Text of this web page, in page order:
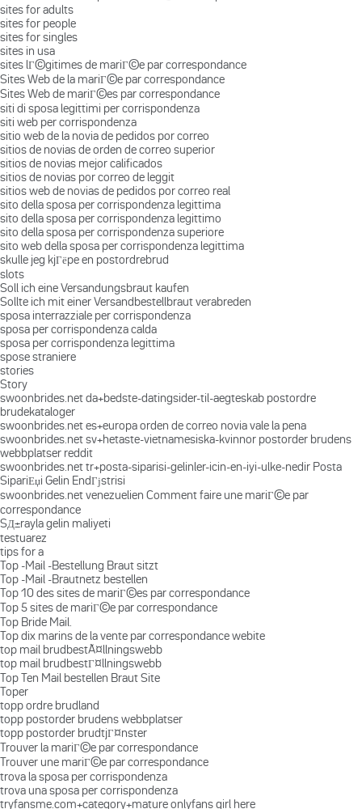
sites for adults
sites for people
sites for singles
sites in usa
sites lГ©gitimes de mariГ©e par correspondance
Sites Web de la mariГ©e par correspondance
Sites Web de mariГ©es par correspondance
siti di sposa legittimi per corrispondenza
siti web per corrispondenza
sitio web de la novia de pedidos por correo
sitios de novias de orden de correo superior
sitios de novias mejor calificados
sitios de novias por correo de leggit
sitios web de novias de pedidos por correo real
sito della sposa per corrispondenza legittima
sito della sposa per corrispondenza legittimo
sito della sposa per corrispondenza superiore
sito web della sposa per corrispondenza legittima
skulle jeg kjГёpe en postordrebrud
slots
Soll ich eine Versandungsbraut kaufen
Sollte ich mit einer Versandbestellbraut verabreden
sposa interrazziale per corrispondenza
sposa per corrispondenza calda
sposa per corrispondenza legittima
spose straniere
stories
Story
swoonbrides.net da+bedste-datingsider-til-aegteskab postordre
brudekataloger
swoonbrides.net es+europa orden de correo novia vale la pena
swoonbrides.net sv+hetaste-vietnamesiska-kvinnor postorder brudens
webbplatser reddit
swoonbrides.net tr+posta-siparisi-gelinler-icin-en-iyi-ulke-nedir Posta
SipariЕџi Gelin EndГјstrisi
swoonbrides.net venezuelien Comment faire une mariГ©e par
correspondance
SД±rayla gelin maliyeti
testuarez
tips for a
Top -Mail -Bestellung Braut sitzt
Top -Mail -Brautnetz bestellen
Top 10 des sites de mariГ©es par correspondance
Top 5 sites de mariГ©e par correspondance
Top Bride Mail.
Top dix marins de la vente par correspondance webite
top mail brudbestÃ¤llningswebb
top mail brudbestГ¤llningswebb
Top Ten Mail bestellen Braut Site
Toper
topp ordre brudland
topp postorder brudens webbplatser
topp postorder brudtjГ¤nster
Trouver la mariГ©e par correspondance
Trouver une mariГ©e par correspondance
trova la sposa per corrispondenza
trova una sposa per corrispondenza
tryfansme.com+category+mature onlyfans girl here